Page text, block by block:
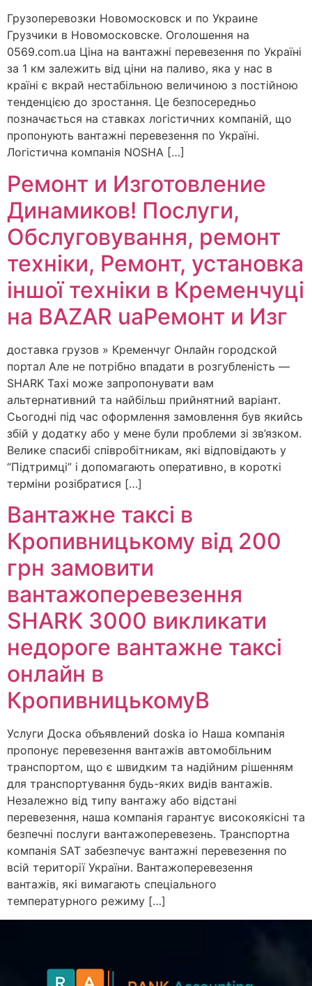
Грузоперевозки Новомосковск и по Украине
Грузчики в Новомосковске. Оголошення на
0569.com.ua Ціна на вантажні перевезення по Україні
за 1 км залежить від ціни на паливо, яка у нас в
країні є вкрай нестабільною величиною з постійною
тенденцією до зростання. Це безпосередньо
позначається на ставках логістичних компаній, що
пропонують вантажні перевезення по Україні.
Логістична компанія NOSHA […]
Ремонт и Изготовление
Динамиков! Послуги,
Обслуговування, ремонт
техніки, Ремонт, установка
іншої техніки в Кременчуці
на BAZAR uaРемонт и Изг
доставка грузов » Кременчуг Онлайн городской
портал Але не потрібно впадати в розгубленість —
SHARK Taxi може запропонувати вам
альтернативний та найбільш прийнятний варіант.
Сьогодні під час оформлення замовлення був якийсь
збій у додатку або у мене були проблеми зі зв’язком.
Велике спасибі співробітникам, які відповідають у
“Підтримці” і допомагають оперативно, в короткі
терміни розібратися […]
Вантажне таксі в
Кропивницькому від 200
грн замовити
вантажоперевезення
SHARK 3000 викликати
недороге вантажне таксі
онлайн в
КропивницькомуВ
Услуги Доска объявлений doska io Наша компанія
пропонує перевезення вантажів автомобільним
транспортом, що є швидким та надійним рішенням
для транспортування будь-яких видів вантажів.
Незалежно від типу вантажу або відстані
перевезення, наша компанія гарантує високоякісні та
безпечні послуги вантажоперевезень. Транспортна
компанія SAT забезпечує вантажні перевезення по
всій території України. Вантажоперевезення
вантажів, які вимагають спеціального
температурного режиму […]